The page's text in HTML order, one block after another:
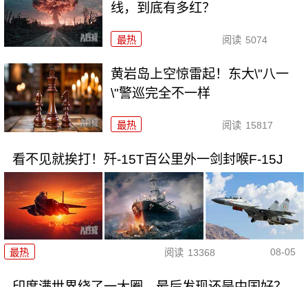
线，到底有多红？
最热 阅读 5074
黄岩岛上空惊雷起！东大\"八一
\"警巡完全不一样
最热 阅读 15817
看不见就挨打！歼-15T百公里外一剑封喉F-15J
最热 阅读 13368 08-05